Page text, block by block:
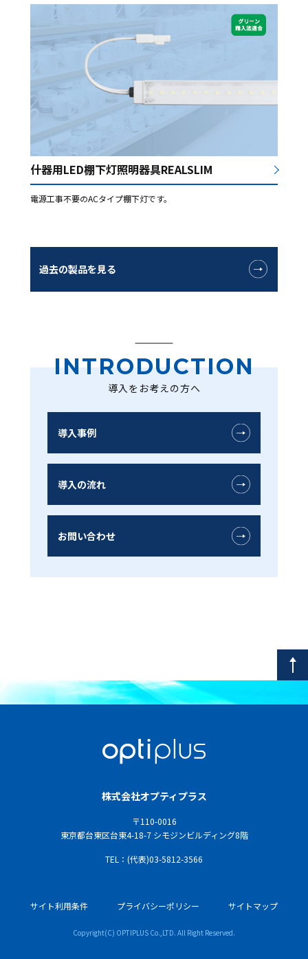
什器用LED棚下灯照明器具REALSLIM
電源工事不要のACタイプ棚下灯です。
過去の製品を見る
INTRODUCTION
導入をお考えの方へ
導入事例
導入の流れ
お問い合わせ
株式会社オプティプラス
〒110-0016
東京都台東区台東4-18-7 シモジンビルディング8階
TEL：(代表)03-5812-3566
サイト利用条件 プライバシーポリシー サイトマップ
Copyright(C) OPTIPLUS Co.,LTD. All Right Reserved.